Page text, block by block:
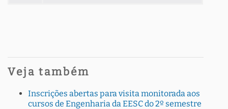
Veja também
Inscrições abertas para visita monitorada aos
cursos de Engenharia da EESC do 2º semestre